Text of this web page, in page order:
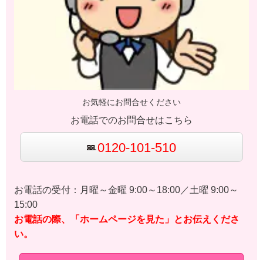
お気軽にお問合せください
お電話でのお問合せはこちら
0120-101-510
お電話の受付：月曜～金曜 9:00～18:00／土曜 9:00～
15:00
お電話の際、「ホームページを見た」とお伝えくださ
い。